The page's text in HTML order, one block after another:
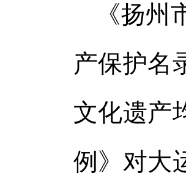
《扬
产保护名
文化遗产
例》对大